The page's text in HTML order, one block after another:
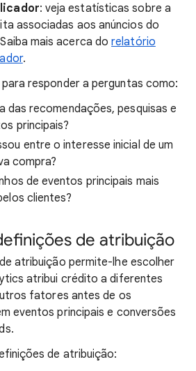
: veja estatísticas sobre a
associadas aos anúncios do
mais acerca dorelatório
.
responder a perguntas como:
das recomendações, pesquisas e
principais?
entre o interesse inicial de um
compra?
de eventos principais mais
clientes?
de atribuição
atribuição permite-lhe escolher
atribui crédito a diferentes
fatores antes de os
eventos principais e conversões
de atribuição: